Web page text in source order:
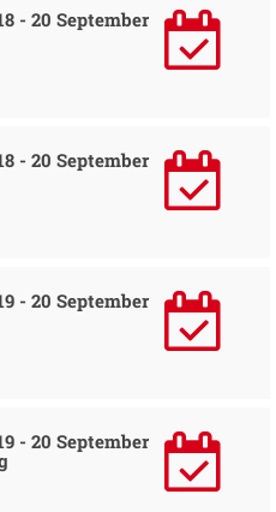
- 20 September
- 20 September
- 20 September
- 20 September